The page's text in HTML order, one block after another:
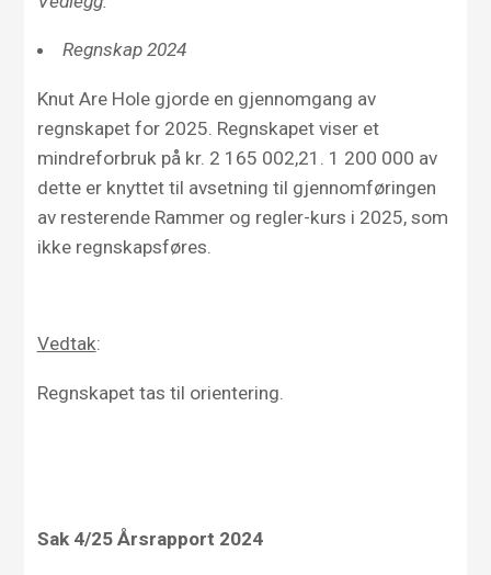
Regnskap 2024
Knut Are Hole gjorde en gjennomgang av
regnskapet for 2025. Regnskapet viser et
mindreforbruk på kr. 2 165 002,21. 1 200 000 av
dette er knyttet til avsetning til gjennomføringen
av resterende Rammer og regler-kurs i 2025, som
ikke regnskapsføres.
Vedtak:
Regnskapet tas til orientering.
Sak 4/25 Årsrapport 2024